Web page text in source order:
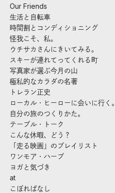
Our Friends
生活と自転車
時間割とコンディショニング
怪我こそ、私。
ウチサカさんにきいてみる。
スキーが連れてってくれる町
写真家が選ぶ今月の山
極私的なカラダの名著
トレラン正史
ローカル・ヒーローに会いに行く。
自分の旅のつくりかた。
テーブル・トーク
こんな休暇、どう？
「走る映画」のプレイリスト
ワンモア・ハーブ
ヨガと気づき
at
こぼればなし